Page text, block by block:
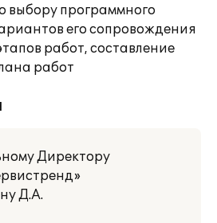
выбору программного
его сопровождения
работ, составление
работ
Директору
Д.А.